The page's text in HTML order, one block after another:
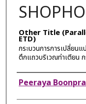
Other Title
ETD)
กระบวนการการเปลี่ยน
ตึกแถวบริเวณท่าเตียน
Author
Peeraya